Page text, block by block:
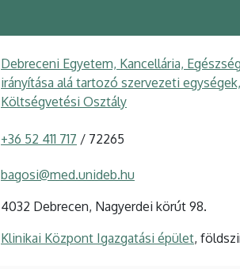
Debreceni Egyetem, Kancellária,
irányítása alá tartozó szervezeti
Költségvetési Osztály
+36 52 411 717 / 72265
bagosi@med.unideb.hu
4032 Debrecen, Nagyerdei körút 98.
Klinikai Központ Igazgatási épület,